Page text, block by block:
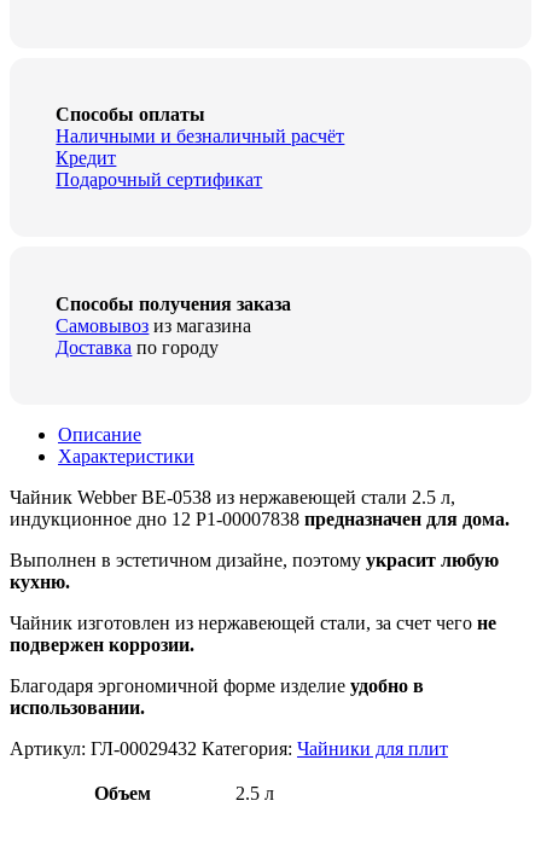
Способы оплаты
Наличными и безналичный расчёт
Кредит
Подарочный сертификат
Способы получения заказа
Самовывоз из магазина
Доставка по городу
Описание
Характеристики
Чайник Webber BE-0538 из нержавеющей стали 2.5 л,
индукционное дно 12 Р1-00007838 предназначен для дома.
Выполнен в эстетичном дизайне, поэтому украсит любую
кухню.
Чайник изготовлен из нержавеющей стали, за счет чего не
подвержен коррозии.
Благодаря эргономичной форме изделие удобно в
использовании.
Артикул: ГЛ-00029432 Категория: Чайники для плит
Объем 2.5 л